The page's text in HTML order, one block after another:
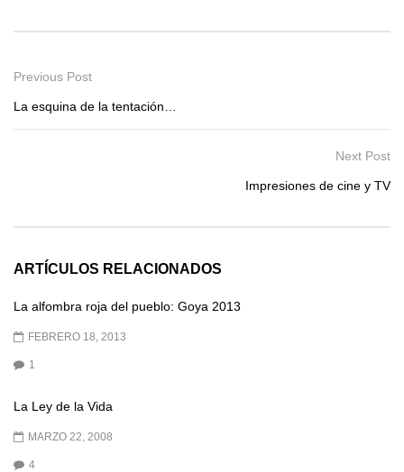
Previous Post
La esquina de la tentación…
Next Post
Impresiones de cine y TV
ARTÍCULOS RELACIONADOS
La alfombra roja del pueblo: Goya 2013
FEBRERO 18, 2013
1
La Ley de la Vida
MARZO 22, 2008
4